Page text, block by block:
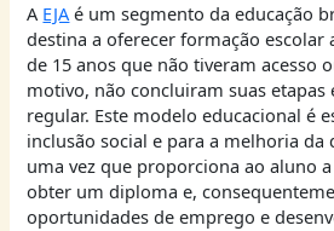
A EJAé um segmento da educação
destina a oferecer formação
de 15 anos que não tiveram acesso
motivo, não concluiram suas etapas
regular. Este modelo educacional é
inclusão social e para a melhoria da
uma vez que proporciona ao aluno
obter um diploma e,
oportunidades de emprego e